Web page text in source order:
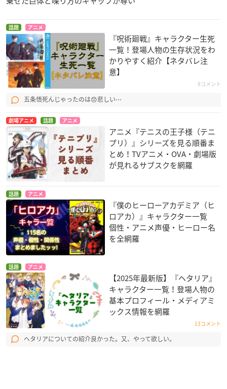
話題 アニメ
『呪術廻戦』キャラクター生死
一覧！登場人物の生存状況をわ
かりやすく紹介【ネタバレ注
意】
8コメント
五条悟死んじゃったのは😞悲しい⋯
劇場アニメ 話題 アニメ
アニメ『テニスの王子様（テニ
プリ）』シリーズを見る順番ま
とめ！TVアニメ・OVA・劇場版
が見れるサブスクを網羅
話題 アニメ
『僕のヒーローアカデミア（ヒ
ロアカ）』キャラクター一覧
個性・アニメ声優・ヒーロー名
を全網羅
話題 アニメ
【2025年最新版】『ヘタリア』
キャラクター一覧！登場人物の
基本プロフィール・メディアミ
ックス情報を網羅
13コメント
ヘタリアについての紹介良かった。又、やって欲しい。